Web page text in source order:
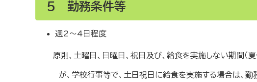
5 勤務条件等
週2～4日
原則、土曜日、日曜日、祝日及び、給食を実施しない期間（
が、学校行事等で、土日祝日に給食を実施する場合は、勤